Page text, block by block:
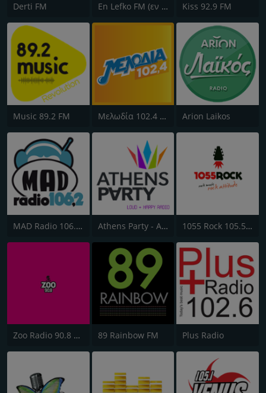
Derti FM En Lefko FM (εν λευκω) Kiss 92.9 FM
Music 89.2 FM Μελωδία 102.4 FM Arion Laikos
MAD Radio 106.2 FM Athens Party - Αθήναι 1055 Rock 105.5 FM
Zoo Radio 90.8 FM 89 Rainbow FM Plus Radio